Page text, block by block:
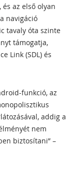
, és az első olyan
navigáció
tavaly óta szinte
támogatja,
Link (SDL) és
funkció, az
addig a
nem
biztosítani” –